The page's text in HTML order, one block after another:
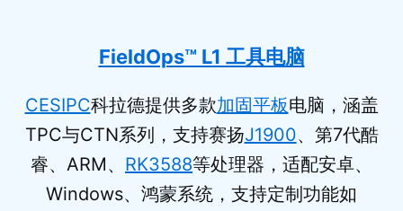
FieldOps™ L1 工具电脑
CESIPC科拉德提供多款加固平板电脑，涵盖
TPC与CTN系列，支持赛扬J1900、第7代酷
睿、ARM、 RK3588等处理器，适配安卓、
Windows、鸿蒙系统，支持定制功能如